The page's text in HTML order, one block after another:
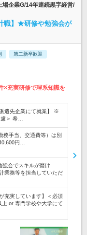
企業G/14年連続黒字経営/
職】★研修や勉強会が
第二新卒歓迎
×充実研修で理系知識を
遣先企業にて就業】 ※
＞ 希…
務手当、交通費等）は別
円…
強会でスキルが磨け
業務等を担当していただ
充実しています】＜必須
or 専門学校や大学にて